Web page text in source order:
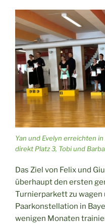
Yan und Evelyn erreichten
direkt Platz 3, Tobi und
Das Ziel von Felix und
überhaupt den ersten
Turnierparkett zu wagen
Paarkonstellation in
wenigen Monaten